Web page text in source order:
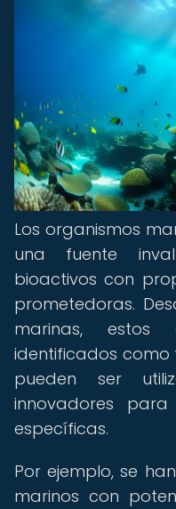
Los organismos
una fuente
bioactivos con
prometedoras.
marinas, estos
identificados como
pueden ser
innovadores
específicas.
Por ejemplo, se
marinos con